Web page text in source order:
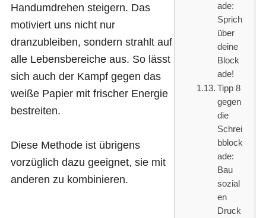
ade:
Sprich
über
deine
Block
ade!
Tipp 8
gegen
die
Schrei
bblock
ade:
Bau
sozial
en
Druck
Handumdrehen steigern. Das
motiviert uns nicht nur
dranzubleiben, sondern strahlt auf
alle Lebensbereiche aus. So lässt
sich auch der Kampf gegen das
weiße Papier mit frischer Energie
bestreiten.
Diese Methode ist übrigens
vorzüglich dazu geeignet, sie mit
anderen zu kombinieren.